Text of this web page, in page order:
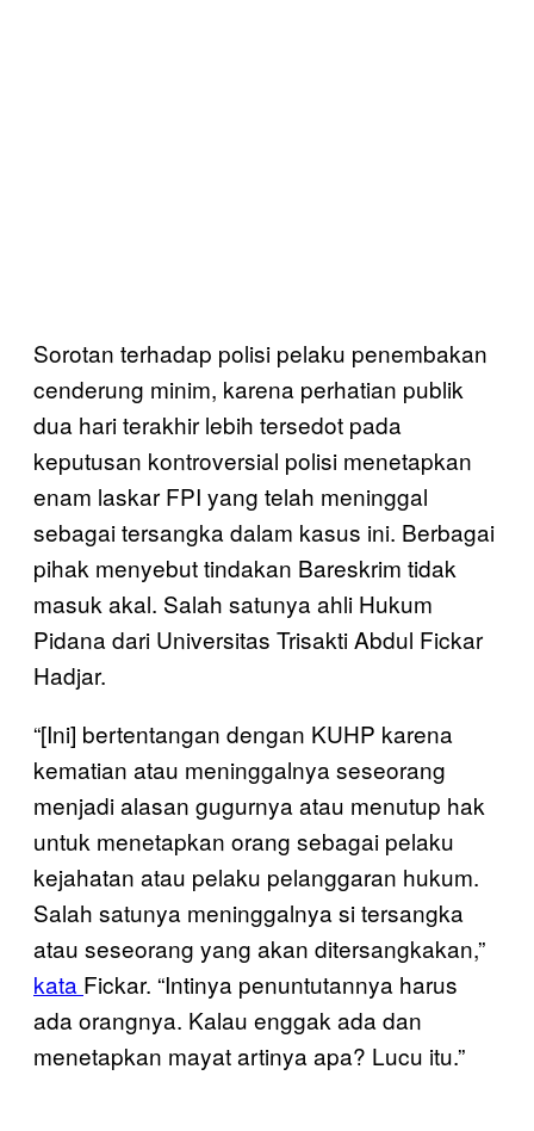
Sorotan terhadap polisi pelaku penembakan
cenderung minim, karena perhatian publik
dua hari terakhir lebih tersedot pada
keputusan kontroversial polisi menetapkan
enam laskar FPI yang telah meninggal
sebagai tersangka dalam kasus ini. Berbagai
pihak menyebut tindakan Bareskrim tidak
masuk akal. Salah satunya ahli Hukum
Pidana dari Universitas Trisakti Abdul Fickar
Hadjar.
“[Ini] bertentangan dengan KUHP karena
kematian atau meninggalnya seseorang
menjadi alasan gugurnya atau menutup hak
untuk menetapkan orang sebagai pelaku
kejahatan atau pelaku pelanggaran hukum.
Salah satunya meninggalnya si tersangka
atau seseorang yang akan ditersangkakan,”
kata Fickar. “Intinya penuntutannya harus
ada orangnya. Kalau enggak ada dan
menetapkan mayat artinya apa? Lucu itu.”